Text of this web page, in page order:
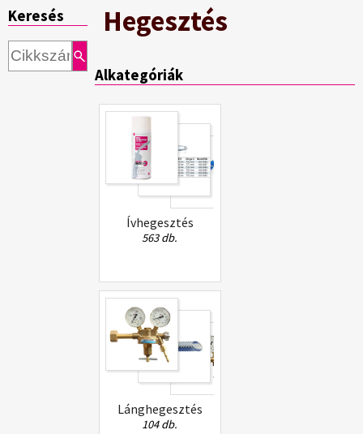
Keresés Hegesztés
Alkategóriák
Ívhegesztés
563 db.
Lánghegesztés
104 db.